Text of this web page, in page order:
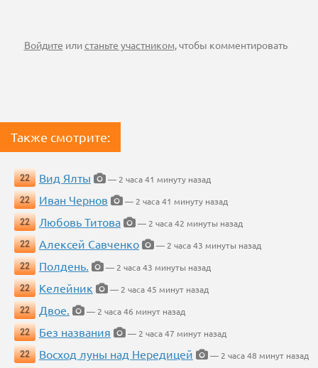
Войдите илистаньте участником, чтобы комментировать
Также смотрите:
22 Вид Ялты
— 2 часа 41 минуту назад
22
Иван Чернов
— 2 часа 41 минуту назад
22
Любовь Титова
— 2 часа 42 минуты назад
22
Алексей Савченко
— 2 часа 43 минуты назад
22
Полдень.
— 2 часа 43 минуты назад
22
Келейник
— 2 часа 45 минут назад
22
Двое.
— 2 часа 46 минут назад
22
Без названия
— 2 часа 47 минут назад
22
Восход луны над Нередицей
— 2 часа 48 минут назад